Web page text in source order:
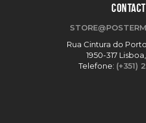
Rua Cintura do
1950-317
Telefone: (+351)